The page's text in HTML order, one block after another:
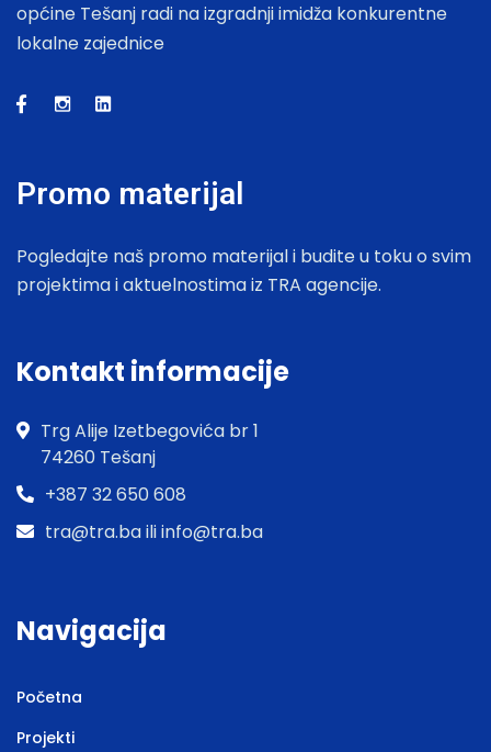
općine Tešanj radi na izgradnji imidža konkurentne
lokalne zajednice
Promo materijal
Pogledajte naš promo materijal i budite u toku o svim
projektima i aktuelnostima iz TRA agencije.
Kontakt informacije
Trg Alije Izetbegovića br 1
74260 Tešanj
+387 32 650 608
tra@tra.ba ili info@tra.ba
Navigacija
Početna
Projekti